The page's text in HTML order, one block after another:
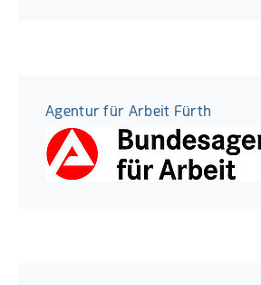
Agentur für Arbeit Fürth